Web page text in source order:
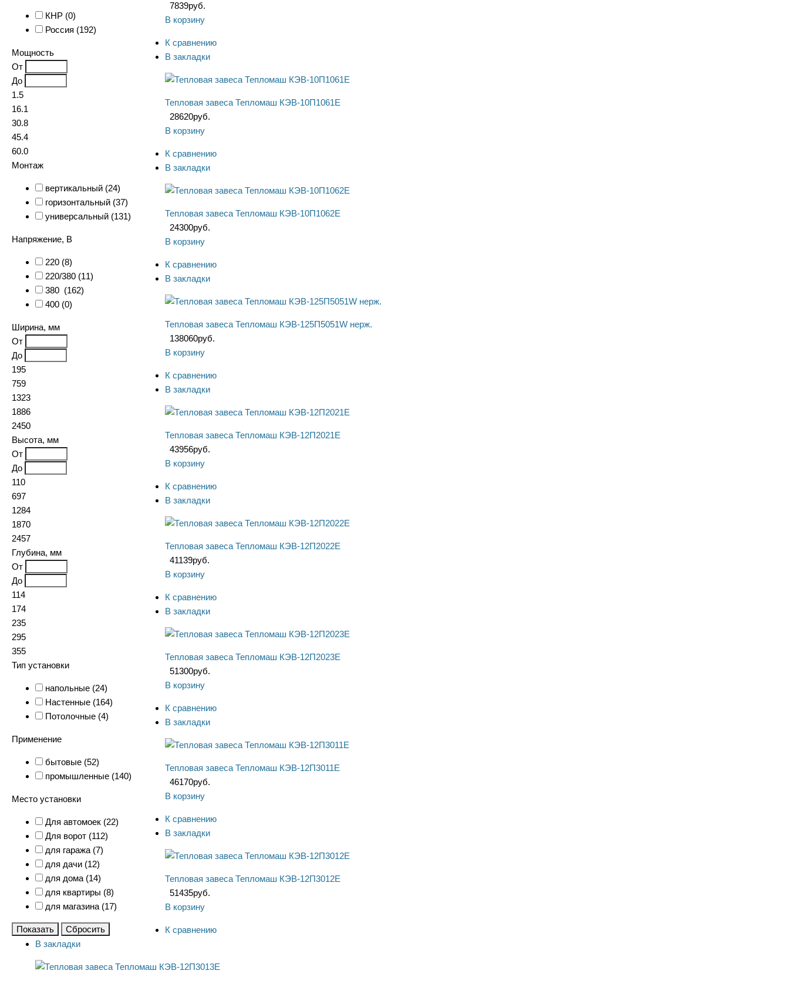
КНР (0)
Россия (192)
Мощность
От
До
1.5
16.1
30.8
45.4
60.0
Монтаж
вертикальный (24)
горизонтальный (37)
универсальный (131)
Напряжение, В
220 (8)
220/380 (11)
380 (162)
400 (0)
Ширина, мм
От
До
195
759
1323
1886
2450
Высота, мм
От
До
110
697
1284
1870
2457
Глубина, мм
От
До
114
174
235
295
355
Тип установки
напольные (24)
Настенные (164)
Потолочные (4)
Применение
бытовые (52)
промышленные (140)
Место установки
Для автомоек (22)
Для ворот (112)
для гаража (7)
для дачи (12)
для дома (14)
для квартиры (8)
для магазина (17)
Показать Сбросить
7839руб.
В корзину
К сравнению
В закладки
Тепловая завеса Тепломаш КЭВ-10П1061Е
28620руб.
В корзину
К сравнению
В закладки
Тепловая завеса Тепломаш КЭВ-10П1062Е
24300руб.
В корзину
К сравнению
В закладки
Тепловая завеса Тепломаш КЭВ-125П5051W нерж.
138060руб.
В корзину
К сравнению
В закладки
Тепловая завеса Тепломаш КЭВ-12П2021Е
43956руб.
В корзину
К сравнению
В закладки
Тепловая завеса Тепломаш КЭВ-12П2022Е
41139руб.
В корзину
К сравнению
В закладки
Тепловая завеса Тепломаш КЭВ-12П2023Е
51300руб.
В корзину
К сравнению
В закладки
Тепловая завеса Тепломаш КЭВ-12П3011Е
46170руб.
В корзину
К сравнению
В закладки
Тепловая завеса Тепломаш КЭВ-12П3012Е
51435руб.
В корзину
К сравнению
В закладки